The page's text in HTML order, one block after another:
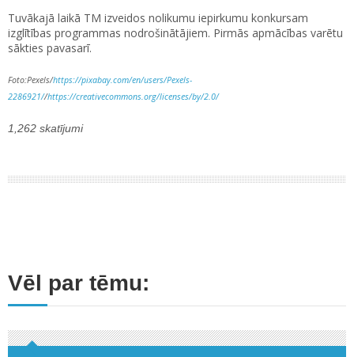
Tuvākajā laikā TM izveidos nolikumu iepirkumu konkursam
izglītības programmas nodrošinātājiem. Pirmās apmācības varētu
sākties pavasarī.
Foto:Pexels/https://pixabay.com/en/users/Pexels-
2286921//https://creativecommons.org/licenses/by/2.0/
1,262 skatījumi
Vēl par tēmu: